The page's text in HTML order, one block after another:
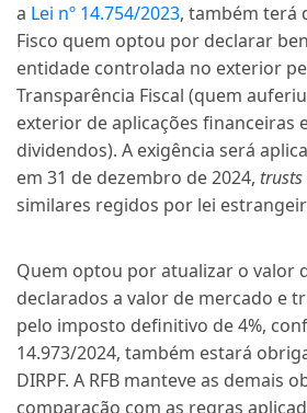
a Lei nº 14.754/2023, também terá
Fisco quem optou por declarar
entidade controlada no exterior
Transparência Fiscal (quem
exterior de aplicações financeiras
dividendos). A exigência será
em 31 de dezembro de 2024, trusts
similares regidos por lei
Quem optou por atualizar o valor
declarados a valor de mercado e
pelo imposto definitivo de 4%,
14.973/2024, também estará
DIRPF. A RFB manteve as demais
comparação com as regras